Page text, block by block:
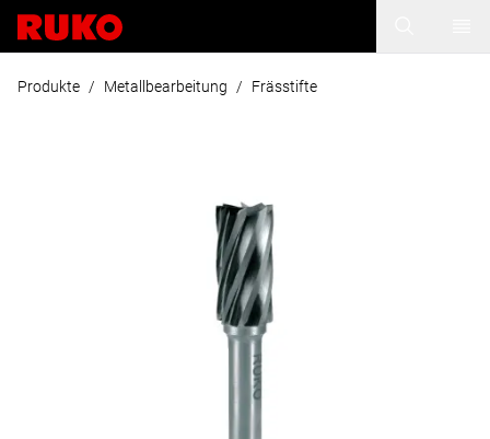
Produkte / Metallbearbeitung / Frässtifte